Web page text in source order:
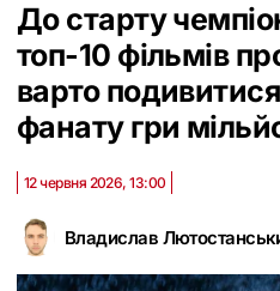
До старту
топ-10 фільмів
варто
фанату гри
Владислав
12 червня 2026, 13:00